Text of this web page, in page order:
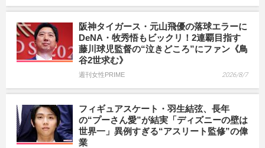
阪神タイガース・元山飛優の落球エラーに
DeNA・牧秀悟もビックリ！2連覇目指す
藤川球児監督の“泣きどころ”にファン《鳥
谷2世求む》
週刊女性PRIME 2026/8/7
フィギュアスケート・羽生結弦、長年
の“プーさん愛”が結実「ディズニーの壁は
世界一」異例すぎる“アスリート監修”の偉
業